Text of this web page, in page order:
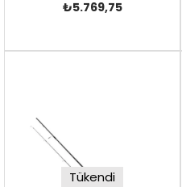
₺5.769,75
Tükendi